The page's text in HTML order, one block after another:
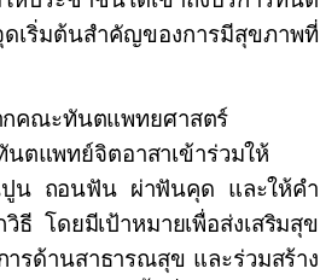
เริ่มต้นสำคัญของการมีสุขภาพที่
กคณะทันตแพทยศาสตร์
ตแพทย์จิตอาสาเข้าร่วมให้
น ถอนฟัน ผ่าฟันคุด และให้คำ
โดยมีเป้าหมายเพื่อส่งเสริมสุข
ารด้านสาธารณสุข และร่วมสร้าง